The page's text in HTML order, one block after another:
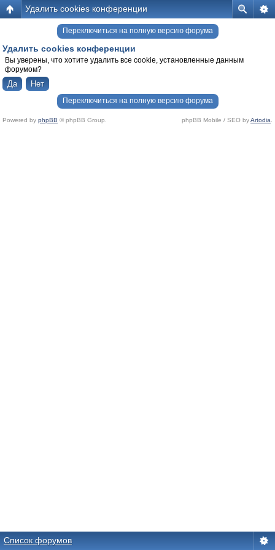
Удалить cookies конференции
Переключиться на полную версию форума
Удалить cookies конференции
Вы уверены, что хотите удалить все cookie, установленные данным
форумом?
Переключиться на полную версию форума
Powered by phpBB © phpBB Group. phpBB Mobile / SEO byArtodia
Список форумов